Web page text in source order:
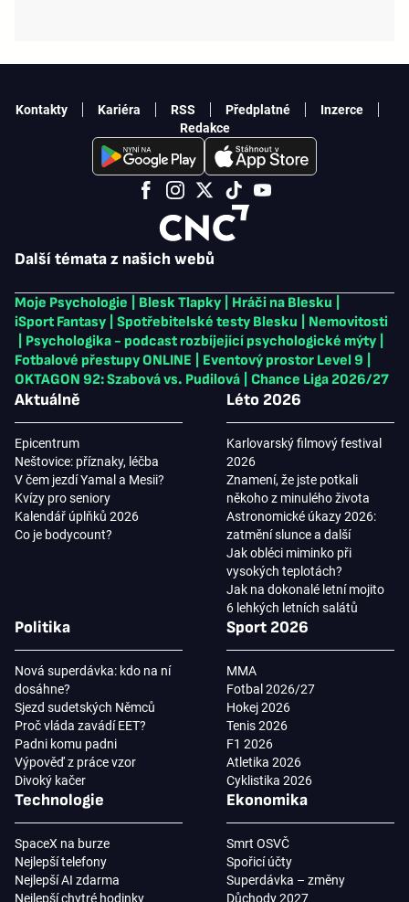
Další témata z našich webů
Moje Psychologie Blesk Tlapky Hráči na Blesku
iSport Fantasy
Spotřebitelské testy Blesku
Nemovitosti
Psychologika - podcast rozbíjející psychologické mýty
Fotbalové přestupy ONLINE
Eventový prostor Level 9
OKTAGON 92: Szabová vs. Pudilová
Chance Liga 2026/27
Aktuálně
Epicentrum
Neštovice: příznaky, léčba
V čem jezdí Yamal a Mesii?
Kvízy pro seniory
Kalendář úplňků 2026
Co je bodycount?
Léto 2026
Karlovarský filmový festival
2026
Znamení, že jste potkali
někoho z minulého života
Astronomické úkazy 2026:
zatmění slunce a další
Jak obléci miminko při
vysokých teplotách?
Jak na dokonalé letní mojito
6 lehkých letních salátů
Politika
Nová superdávka: kdo na ní
dosáhne?
Sjezd sudetských Němců
Proč vláda zavádí EET?
Padni komu padni
Výpověď z práce vzor
Divoký kačer
Sport 2026
MMA
Fotbal 2026/27
Hokej 2026
Tenis 2026
F1 2026
Atletika 2026
Cyklistika 2026
Technologie
SpaceX na burze
Nejlepší telefony
Nejlepší AI zdarma
Nejlepší chytré hodinky
Ekonomika
Smrt OSVČ
Spořicí účty
Superdávka – změny
Důchody 2027
Kontakty Kariéra RSS Předplatné
Inzerce
Redakce